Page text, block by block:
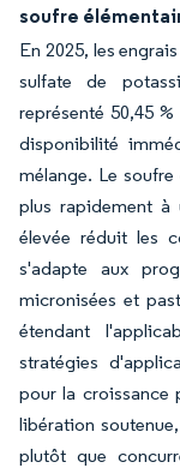
soufre
En 2025, les
sulfate de
représenté 50,45
disponibilité
mélange. Le
plus rapidement à
élevée réduit les
s'adapte aux
micronisées et
étendant
stratégies
pour la croissance
libération
plutôt que